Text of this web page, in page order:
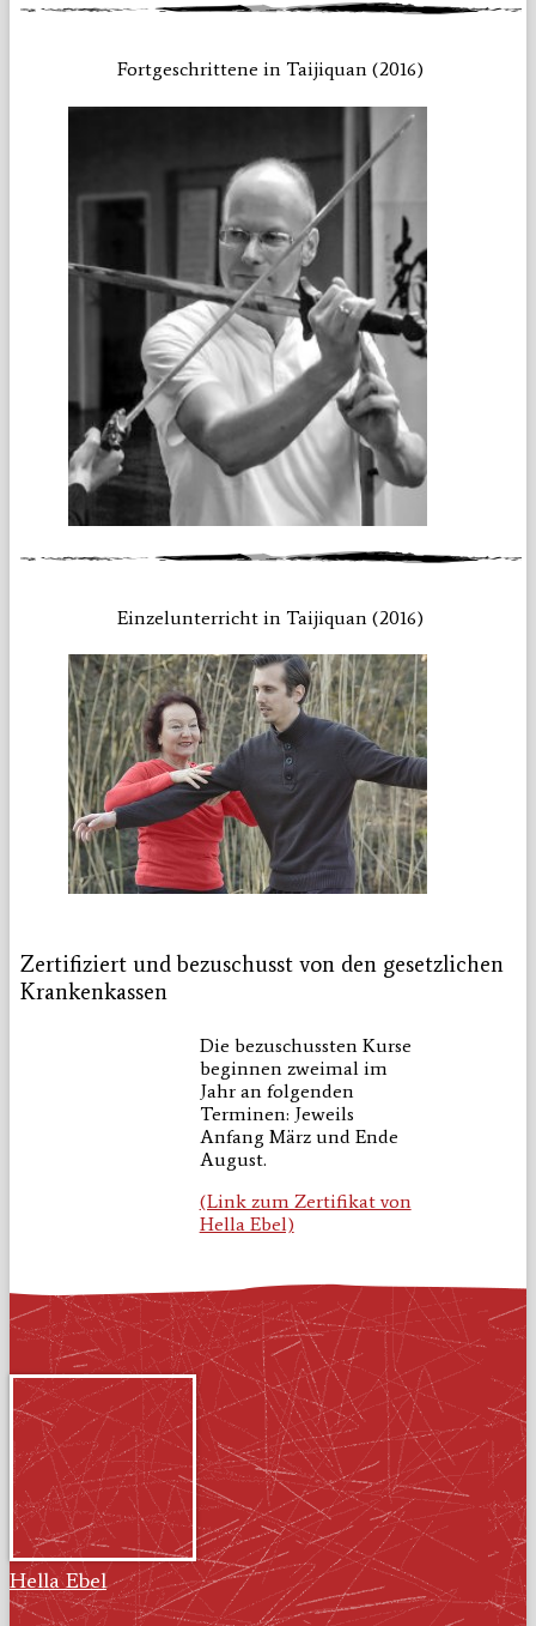
Fortgeschrittene in Taijiquan (2016)
Einzelunterricht in Taijiquan (2016)
Zertifiziert und bezuschusst von den gesetzlichen
Krankenkassen
Die bezuschussten Kurse
beginnen zweimal im
Jahr an folgenden
Terminen: Jeweils
Anfang März und Ende
August.
(Link zum Zertifikat von
Hella Ebel)
Hella Ebel